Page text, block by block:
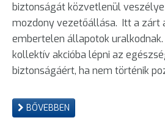
biztonságát közvetlenül
mozdony vezetőállása. Itt a zárt
embertelen állapotok
kollektív akcióba lépni az
biztonságáért, ha nem történik
BŐVEBBEN